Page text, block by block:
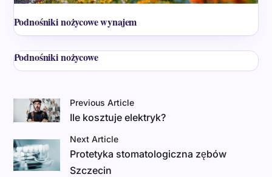
Podnośniki nożycowe wynajem
Podnośniki nożycowe
Previous Article
Ile kosztuje elektryk?
Next Article
Protetyka stomatologiczna zębów
Szczecin